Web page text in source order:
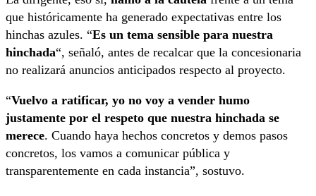
que históricamente ha generado expectativas entre los
hinchas azules. “Es un tema sensible para nuestra
hinchada“, señaló, antes de recalcar que la concesionaria
no realizará anuncios anticipados respecto al proyecto.
“Vuelvo a ratificar, yo no voy a vender humo
justamente por el respeto que nuestra hinchada se
merece. Cuando haya hechos concretos y demos pasos
concretos, los vamos a comunicar pública y
transparentemente en cada instancia”, sostuvo.